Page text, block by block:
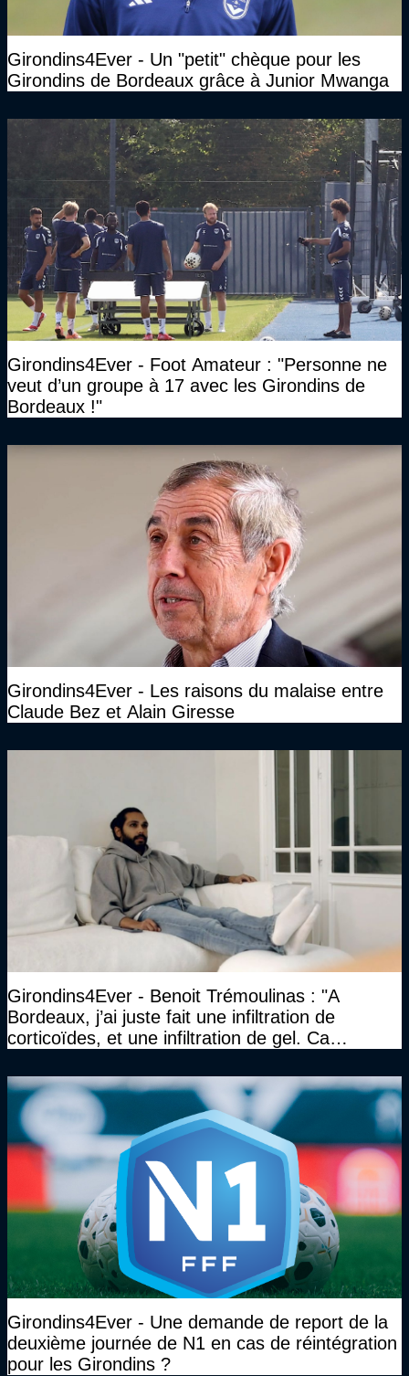
Girondins4Ever - Un "petit" chèque pour les
Girondins de Bordeaux grâce à Junior Mwanga
Girondins4Ever - Foot Amateur : "Personne ne
veut d’un groupe à 17 avec les Girondins de
Bordeaux !"
Girondins4Ever - Les raisons du malaise entre
Claude Bez et Alain Giresse
Girondins4Ever - Benoit Trémoulinas : "A
Bordeaux, j’ai juste fait une infiltration de
corticoïdes, et une infiltration de gel. Ca
Girondins4Ever - Une demande de report de la
deuxième journée de N1 en cas de réintégration
pour les Girondins ?